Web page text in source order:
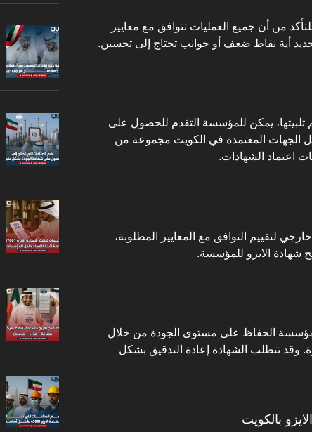
من أن جميع العمليات تتوافق مع معايير
أية نقاط ضعف أو جوانب تحتاج إلى تحسين.
تلبيتها، يمكن للمؤسسة التقدم للحصول على
الجهات المعتمدة في الكويت مجموعة من
اعتماد الشهادات.
لتقييم التوافق مع المعايير المطلوبة،
شهادة الايزو للمؤسسة.
الحفاظ على مستوى الجودة من خلال
وقد تتطلب الشهادة إعادة التدقيق بشكل
بالكويت